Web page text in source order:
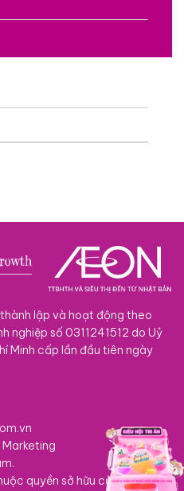
lập và hoạt động theo
nghiệp số 0311241512 do Uỷ
Minh cấp lần đầu tiên ngày
quyền sở hữu của Công ty